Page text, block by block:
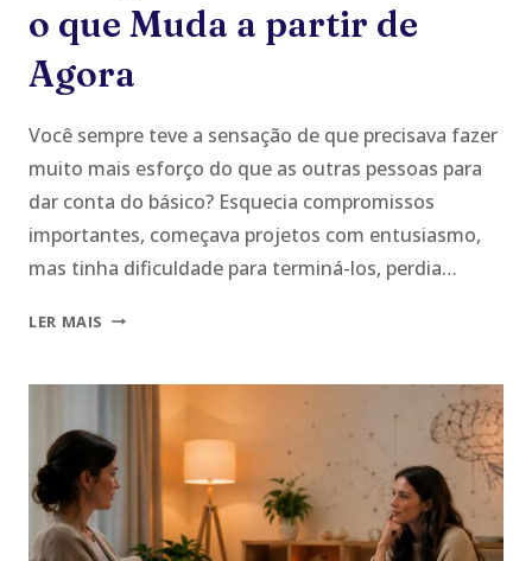
o que Muda a partir de
Agora
Você sempre teve a sensação de que precisava fazer
muito mais esforço do que as outras pessoas para
dar conta do básico? Esquecia compromissos
importantes, começava projetos com entusiasmo,
mas tinha dificuldade para terminá-los, perdia…
LER MAIS TDAH
O
DIAGNÓSTICO
VEIO
TARDE